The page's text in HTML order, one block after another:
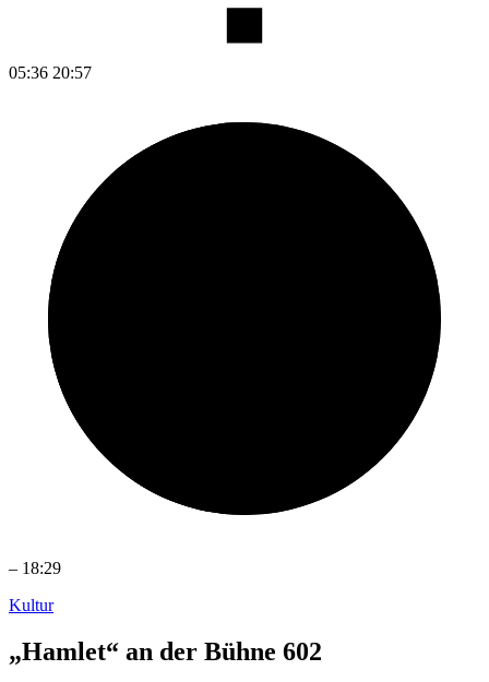
05:36 20:57
– 18:29
Kultur
„Hamlet“ an der Bühne 602